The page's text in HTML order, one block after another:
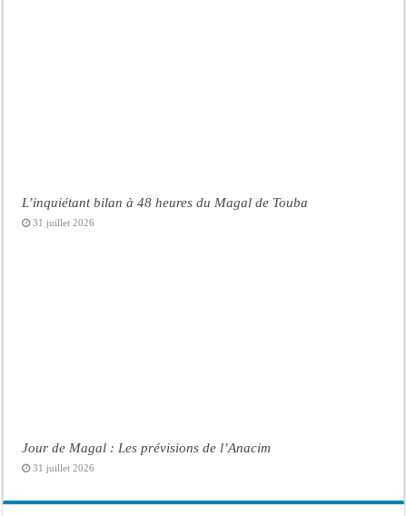
L’inquiétant bilan à 48 heures du Magal de Touba
31 juillet 2026
Jour de Magal : Les prévisions de l’Anacim
31 juillet 2026